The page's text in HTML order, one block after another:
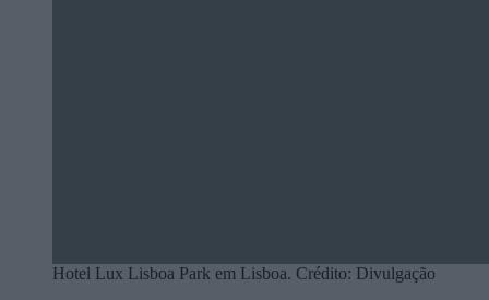
Hotel Lux Lisboa Park em Lisboa. Crédito: Divulgação